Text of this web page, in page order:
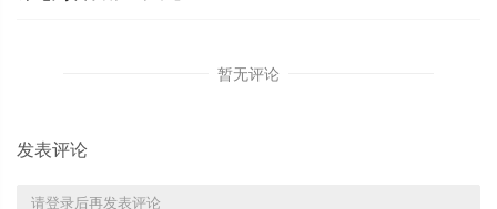
暂无评论
发表评论